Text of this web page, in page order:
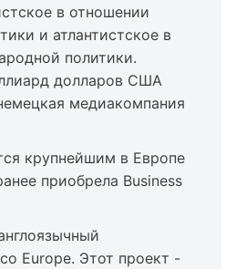
в отношении
и атлантистское в
политики.
долларов США
медиакомпания
крупнейшим в Европе
приобрела Business
Europe. Этот проект -